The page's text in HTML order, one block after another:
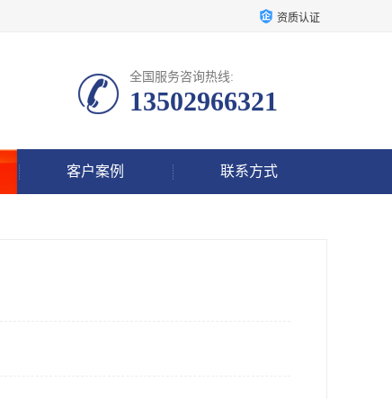
资质认证
全国服务咨询热线:
13502966321
客户案例 联系方式